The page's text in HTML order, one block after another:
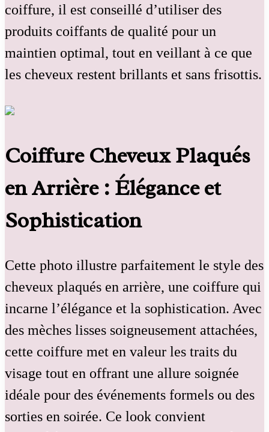
coiffure, il est conseillé d’utiliser des
produits coiffants de qualité pour un
maintien optimal, tout en veillant à ce que
les cheveux restent brillants et sans frisottis.
Coiffure Cheveux Plaqués
en Arrière : Élégance et
Sophistication
Cette photo illustre parfaitement le style des
cheveux plaqués en arrière, une coiffure qui
incarne l’élégance et la sophistication. Avec
des mèches lisses soigneusement attachées,
cette coiffure met en valeur les traits du
visage tout en offrant une allure soignée
idéale pour des événements formels ou des
sorties en soirée. Ce look convient